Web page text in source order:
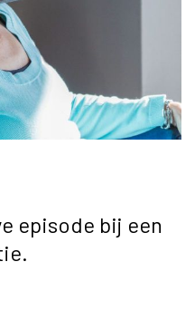
episode bij een